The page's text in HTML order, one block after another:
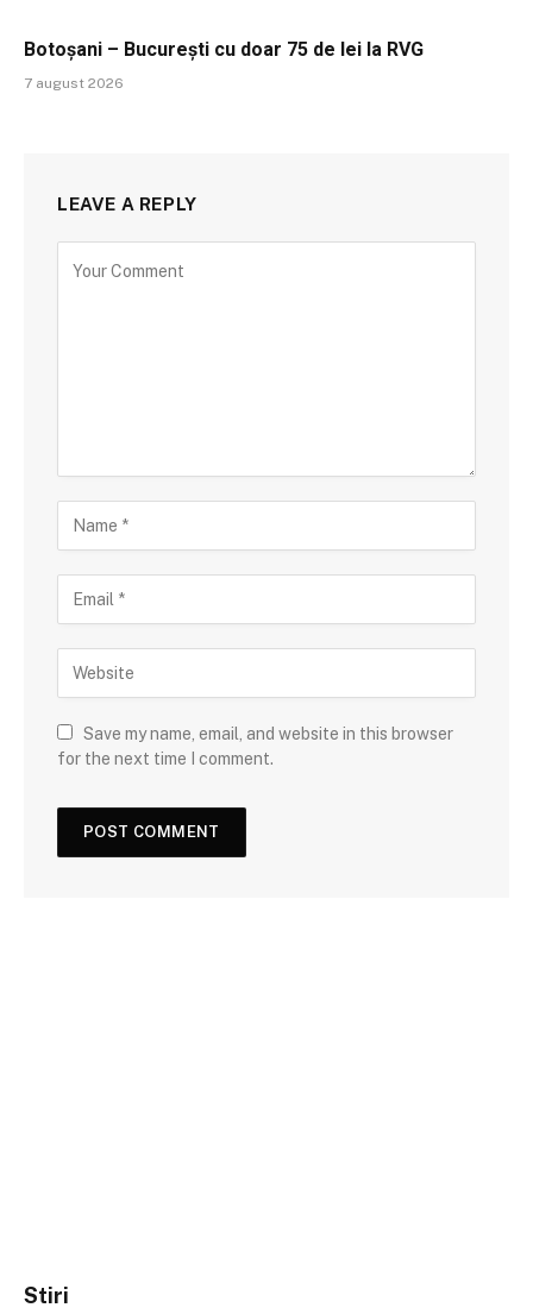
Botoșani – București cu doar 75 de lei la RVG
7 august 2026
LEAVE A REPLY
Save my name, email, and website in this browser
for the next time I comment.
Stiri